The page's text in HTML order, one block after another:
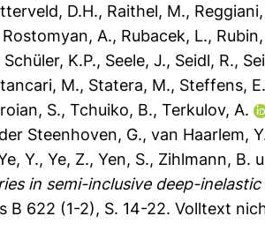
D.H., Raithel, M.,
Rostomyan, A., Rubacek, L.,
Schüler, K.P., Seele, J., Seidl, R.,
M., Statera, M., Steffens, E.
S., Tchuiko, B., Terkulov, A.
Steenhoven, G., van Haarlem,
Y., Ye, Z., Yen, S., Zihlmann, B.
in semi-inclusive deep-
B 622 (1-2), S. 14-22. Volltext